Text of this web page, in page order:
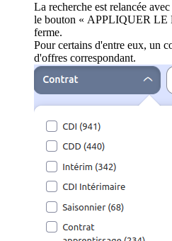
La recherche est relancée
le bouton « APPLIQUER LE
ferme.
Pour certains d'entre eux, un
d'offres correspondant.